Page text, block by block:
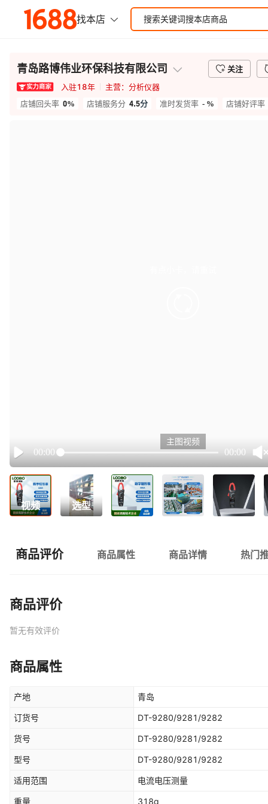
青岛路博伟业环保科技有限公司
关注
入驻18年 主营：分析仪器
店铺回头率 0% 店铺服务分 4.5分 准时发货率 - % 店铺好评率
Play
00:00 00:00
主图视频
视频 选型
商品评价 商品属性 商品详情 热门
商品评价
暂无有效评价
商品属性
产地 青岛
订货号 DT-9280/9281/9282
货号 DT-9280/9281/9282
型号 DT-9280/9281/9282
适用范围 电流电压测量
重量 318g